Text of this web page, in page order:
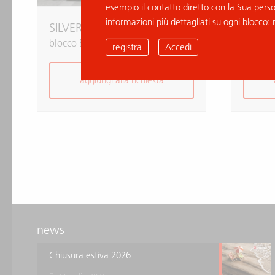
SILVER WHITE
blocco B036877
aggiungi alla richiesta
news
Chiusura estiva 2026
esempio il contatto diretto con la Sua
informazioni più dettagliati su ogni blocco:
registra Accedi